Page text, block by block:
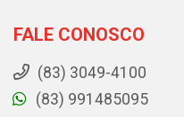
FALE CONOSCO
(83) 3049-4100
(83) 991485095